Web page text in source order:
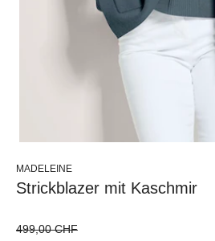
MADELEINE
Strickblazer mit Kaschmir
499,00 CHF